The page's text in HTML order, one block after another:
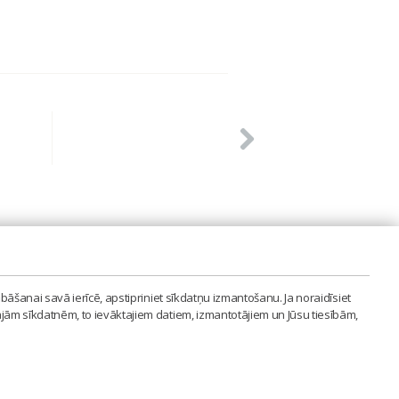
savā ierīcē, apstipriniet sīkdatņu izmantošanu. Ja noraidīsiet
sīkdatnēm, to ievāktajiem datiem, izmantotājiem un Jūsu tiesībām,